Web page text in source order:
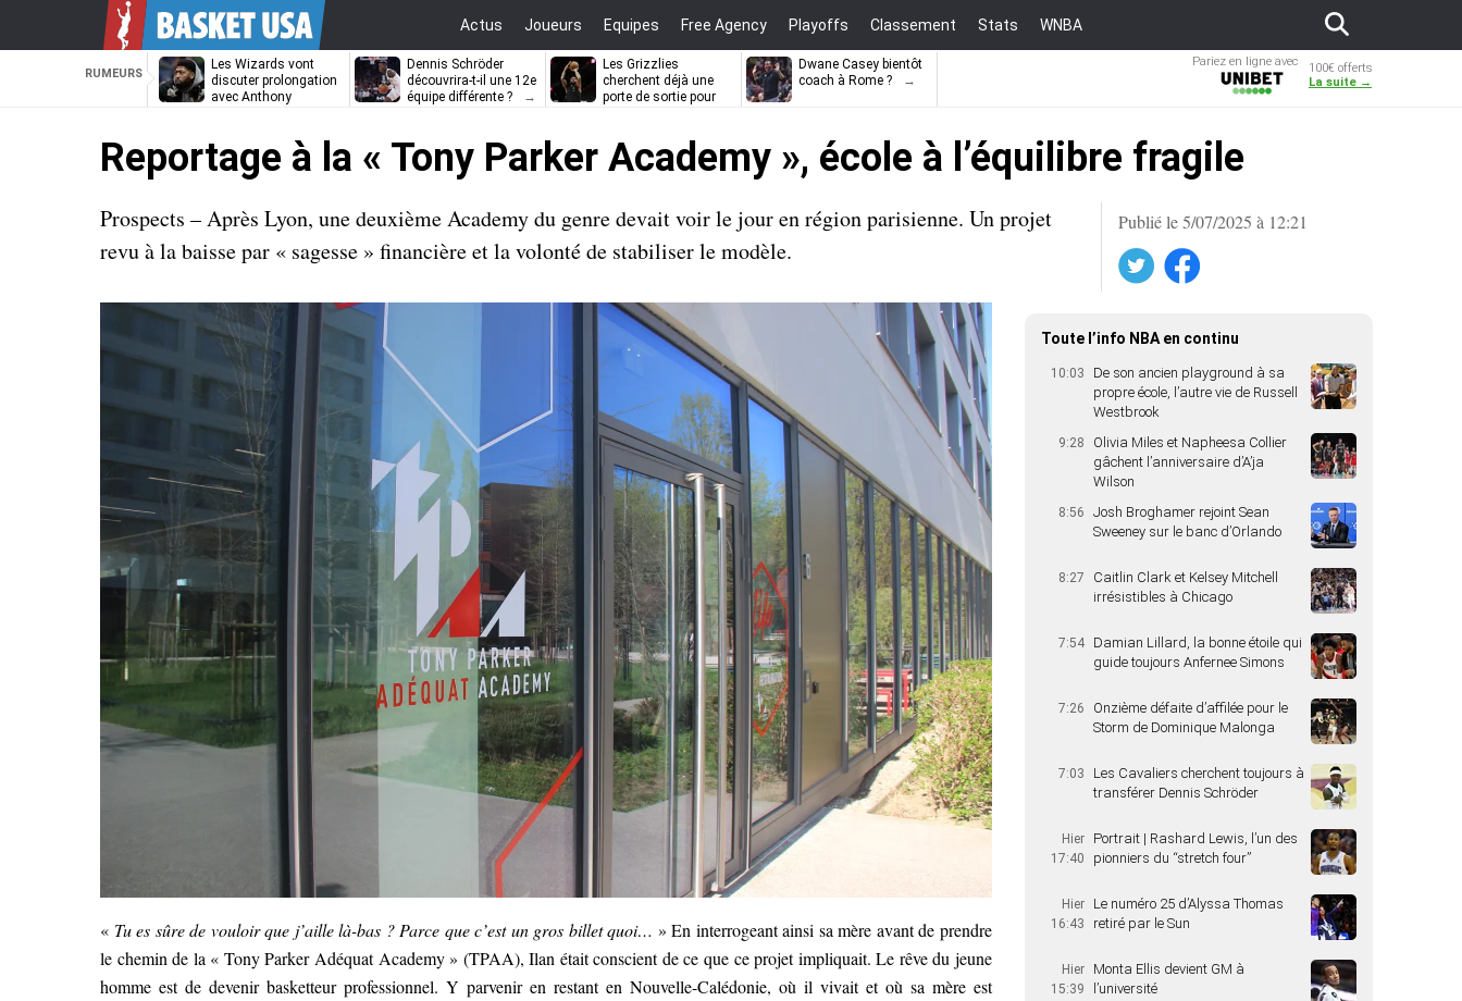
Actus Joueurs Equipes Free Agency Playoffs Classement Stats WNBA
RUMEURS
Les Wizards vont
discuter prolongation
avec Anthony
Dennis Schröder
découvrira-t-il une 12e
équipe différente ?
Les Grizzlies
cherchent déjà une
porte de sortie pour
Dwane Casey bientôt
coach à Rome ?
Pariez en ligne avec
100€ offerts
La suite →
Reportage à la « Tony Parker Academy », école à l’équilibre fragile
Publié le 5/07/2025 à 12:21
Facebook
Prospects – Après Lyon, une deuxième Academy du genre devait voir le jour en région parisienne. Un projet
revu à la baisse par « sagesse » financière et la volonté de stabiliser le modèle.
« Tu es sûre de vouloir que j’aille là-bas ? Parce que c’est un gros billet quoi… » En interrogeant ainsi sa mère avant de prendre
le chemin de la « Tony Parker Adéquat Academy » (TPAA), Ilan était conscient de ce que ce projet impliquait. Le rêve du jeune
homme est de devenir basketteur professionnel. Y parvenir en restant en Nouvelle-Calédonie, où il vivait et où sa mère est
Toute l’info NBA en continu
10:03
De son ancien playground à sa
propre école, l’autre vie de Russell
Westbrook
9:28
Olivia Miles et Napheesa Collier
gâchent l’anniversaire d’A’ja
Wilson
8:56
Josh Broghamer rejoint Sean
Sweeney sur le banc d’Orlando
8:27
Caitlin Clark et Kelsey Mitchell
irrésistibles à Chicago
7:54
Damian Lillard, la bonne étoile qui
guide toujours Anfernee Simons
7:26
Onzième défaite d’affilée pour le
Storm de Dominique Malonga
7:03
Les Cavaliers cherchent toujours à
transférer Dennis Schröder
Hier
17:40
Portrait | Rashard Lewis, l’un des
pionniers du “stretch four”
Hier
16:43
Le numéro 25 d’Alyssa Thomas
retiré par le Sun
Hier
15:39
Monta Ellis devient GM à
l’université